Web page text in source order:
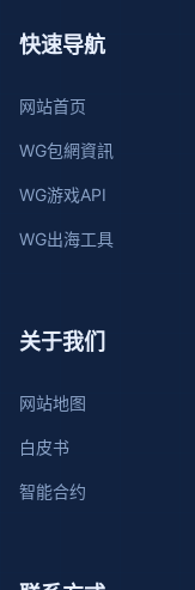
快速导航
网站首页
WG包網資訊
WG游戏API
WG出海工具
关于我们
网站地图
白皮书
智能合约